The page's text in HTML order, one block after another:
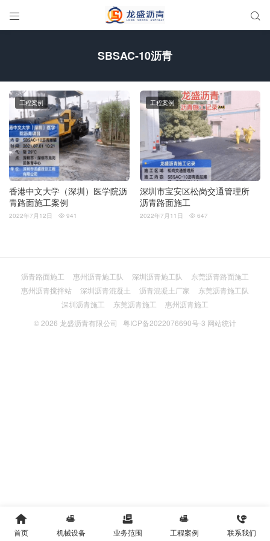
 
SBSAC-10沥青
香港中文大学（深圳）医学院沥
青路面施工案例
工程案例
2022年7月12日  941
深圳市宝安区松岗交通管理所
沥青路面施工
工程案例
2022年7月11日  647
沥青路面施工 惠州沥青施工队 深圳沥青施工队
东莞沥青路面施工
惠州沥青搅拌站
深圳沥青混凝土 沥青混凝土厂家
东莞沥青施工队
深圳沥青施工
东莞沥青施工
惠州沥青施工
© 2026 龙盛沥青有限公司 粤ICP备2022076690号-3 网站统计

首页

机械设备

业务范围

工程案例

联系我们